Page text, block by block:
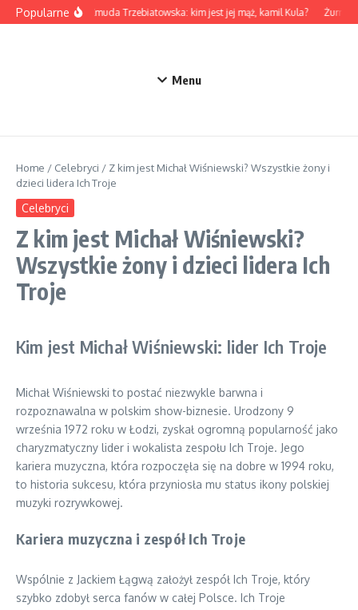
Przejdź do treści
PopularneMarta Żmuda Trzebiatowska: kim jest jej mąż, kamil Kula?
Menu
Home / Celebryci / Z kim jest Michał Wiśniewski? Wszystkie żony i
dzieci lidera Ich Troje
Celebryci
Z kim jest Michał Wiśniewski?
Wszystkie żony i dzieci lidera Ich
Troje
Kim jest Michał Wiśniewski: lider Ich Troje
Michał Wiśniewski to postać niezwykle barwna i
rozpoznawalna w polskim show-biznesie. Urodzony 9
września 1972 roku w Łodzi, zyskał ogromną popularność jako
charyzmatyczny lider i wokalista zespołu Ich Troje. Jego
kariera muzyczna, która rozpoczęła się na dobre w 1994 roku,
to historia sukcesu, która przyniosła mu status ikony polskiej
muzyki rozrywkowej.
Kariera muzyczna i zespół Ich Troje
Wspólnie z Jackiem Łągwą założył zespół Ich Troje, który
szybko zdobył serca fanów w całej Polsce. Ich Troje